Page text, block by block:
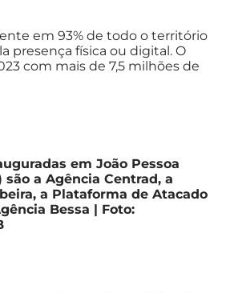
em 93% de todo o território
presença física ou digital. O
com mais de 7,5 milhões de
em João Pessoa
são a Agência Centrad, a
a Plataforma de Atacado
Bessa | Foto: